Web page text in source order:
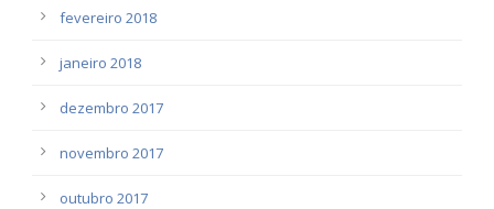
fevereiro 2018
janeiro 2018
dezembro 2017
novembro 2017
outubro 2017